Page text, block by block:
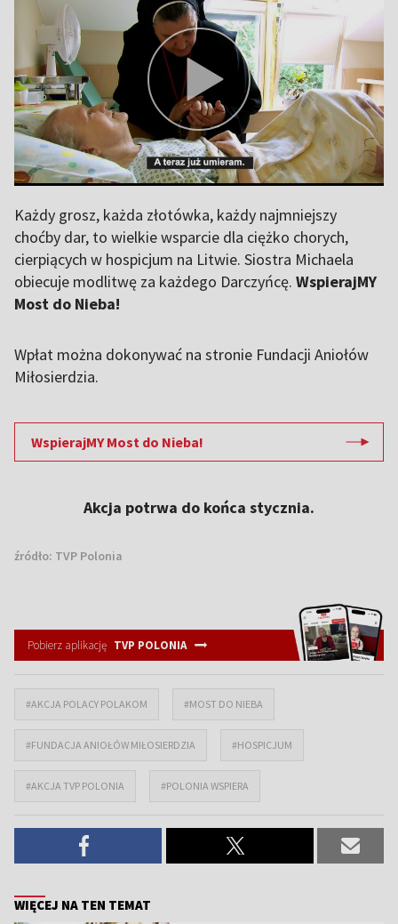
Każdy grosz, każda złotówka, każdy najmniejszy
choćby dar, to wielkie wsparcie dla ciężko chorych,
cierpiących w hospicjum na Litwie. Siostra Michaela
obiecuje modlitwę za każdego Darczyńcę. WspierajMY
Most do Nieba!
Wpłat można dokonywać na stronie Fundacji Aniołów
Miłosierdzia.
WspierajMY Most do Nieba!
Akcja potrwa do końca stycznia.
źródło: TVP Polonia
Pobierz aplikację TVP POLONIA
#AKCJA POLACY POLAKOM #MOST DO NIEBA
#FUNDACJA ANIOŁÓW MIŁOSIERDZIA #HOSPICJUM
#AKCJA TVP POLONIA #POLONIA WSPIERA
WIĘCEJ NA TEN TEMAT